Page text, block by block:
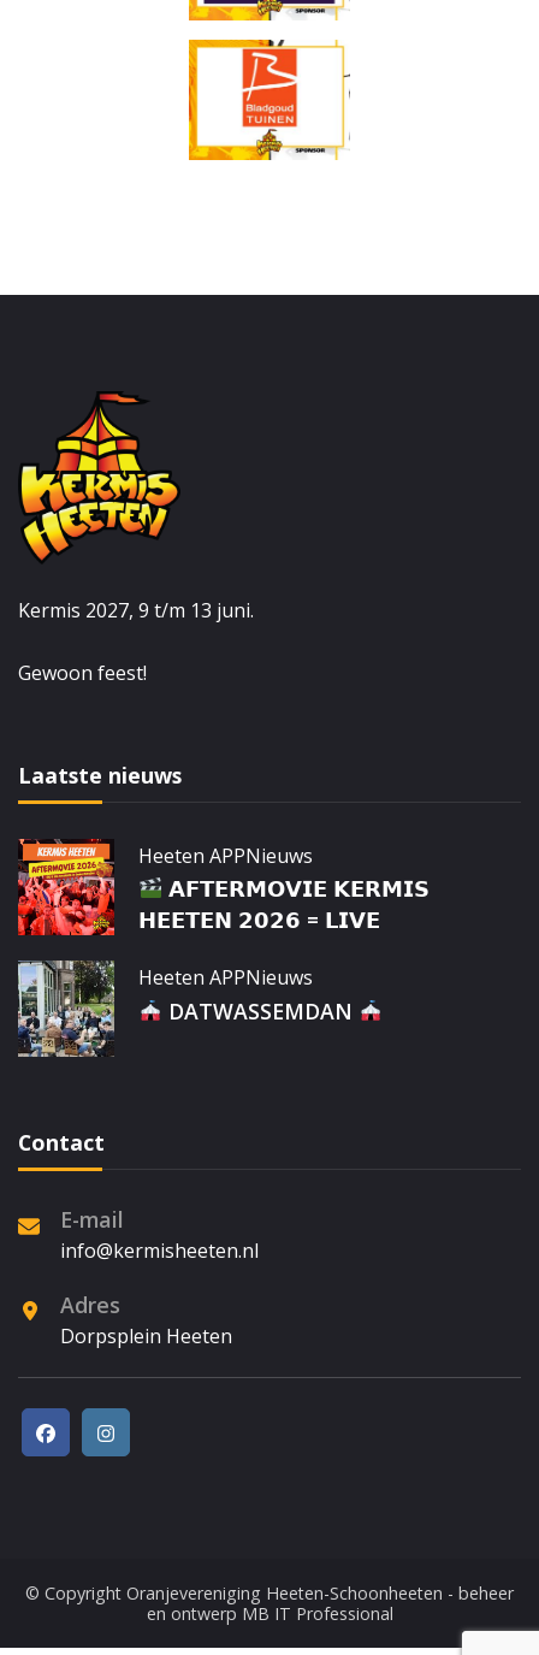
Kermis 2027, 9 t/m 13 juni.
Gewoon feest!
Laatste nieuws
Heeten APPNieuws
𝗔𝗙𝗧𝗘𝗥𝗠𝗢𝗩𝗜𝗘 𝗞𝗘𝗥𝗠𝗜𝗦
𝗛𝗘𝗘𝗧𝗘𝗡 𝟮𝟬𝟮𝟲 = 𝗟𝗜𝗩𝗘
Heeten APPNieuws
DATWASSEMDAN
Contact
E-mail
info@kermisheeten.nl
Adres
Dorpsplein Heeten
© Copyright Oranjevereniging Heeten-Schoonheeten - beheer
en ontwerp MB IT Professional